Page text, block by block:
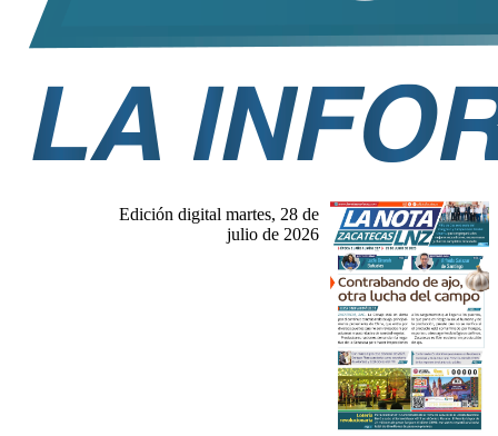
Edición digital martes, 28 de
julio de 2026